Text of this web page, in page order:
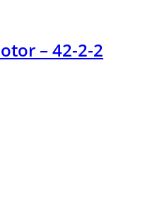
– 42-2-2